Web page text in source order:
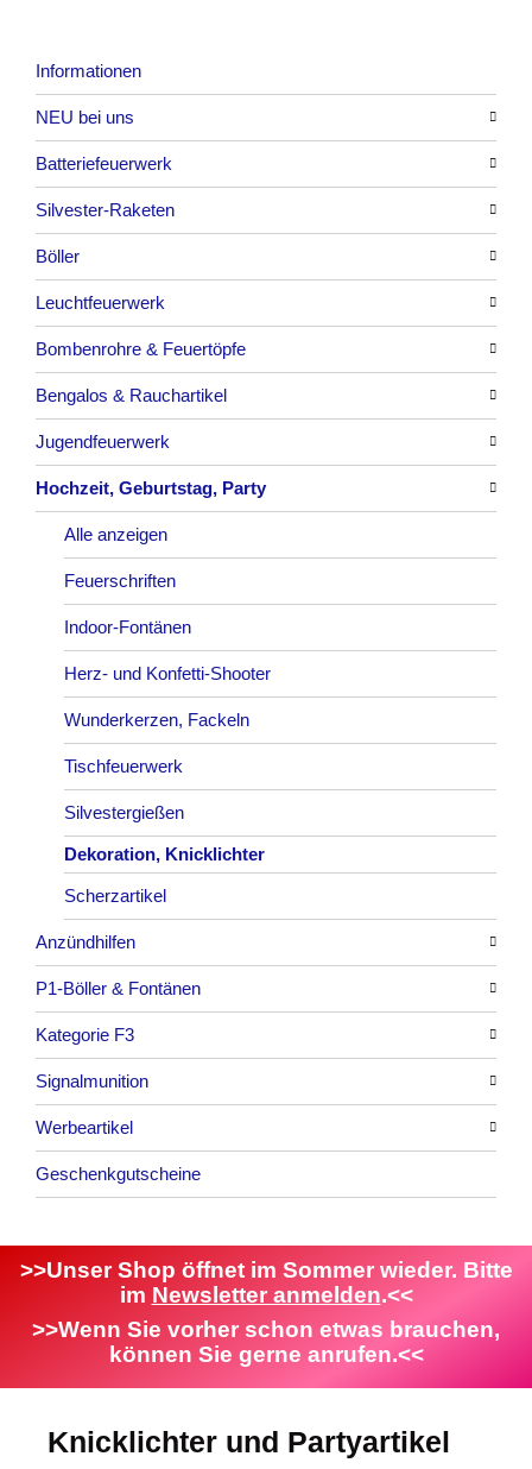
Informationen
NEU bei uns
Alle anzeigen
Batteriefeuerwerk
Alle anzeigen
Silvester-Raketen
Alle anzeigen
Böller
Alle anzeigen
China-Böller
Knaller / Kanonenschläge
Reibkopfknaller
Frösche, Pfeiffer
Leuchtfeuerwerk
Alle anzeigen
Vulkane
Fontänen
Sonnen
Feuervögel
Römische Lichter
Bombenrohre & Feuertöpfe
Alle anzeigen
Mit Rumms
Bezaubernde Effekte
Bengalos & Rauchartikel
Alle anzeigen
Bengalos
Rauchartikel
Jugendfeuerwerk
Alle anzeigen
Hochzeit, Geburtstag, Party
Alle anzeigen
Feuerschriften
Indoor-Fontänen
Herz- und Konfetti-Shooter
Wunderkerzen, Fackeln
Tischfeuerwerk
Silvestergießen
Dekoration, Knicklichter
Scherzartikel
Anzündhilfen
Alle anzeigen
P1-Böller & Fontänen
Alle anzeigen
Kategorie F3
Alle anzeigen
Signalmunition
Alle anzeigen
Platzpatronen
Zubehör
Werbeartikel
Alle anzeigen
Attrappen
Geschenkgutscheine
>>Unser Shop öffnet im Sommer wieder. Bitte
im Newsletter anmelden.<<
>>Wenn Sie vorher schon etwas brauchen,
können Sie gerne anrufen.<<
Knicklichter und Partyartikel